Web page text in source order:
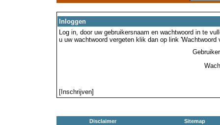
Inloggen
Log in, door uw gebruikersnaam en wachtwoord in te
u uw wachtwoord vergeten klik dan op link 'Wachtwoord
[Inschrijven]
Disclaimer Sitemap